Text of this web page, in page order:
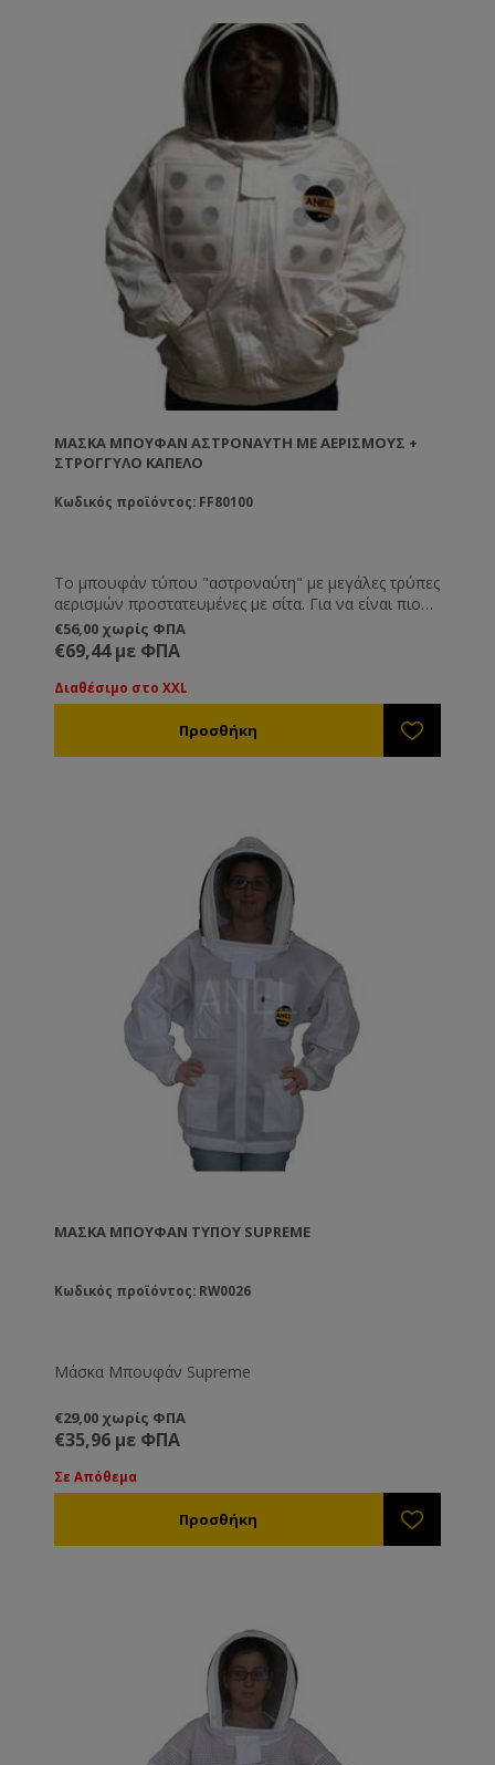
ΜΆΣΚΑ ΜΠΟΥΦΆΝ ΑΣΤΡΟΝΑΎΤΗ ΜΕ ΑΕΡΙΣΜΟΎΣ +
ΣΤΡΌΓΓΥΛΟ ΚΑΠΈΛΟ
Κωδικός προϊόντος: FF80100
Το μπουφάν τύπου "αστροναύτη" με μεγάλες τρύπες
αερισμών προστατευμένες με σίτα. Για να είναι πιο
άνετη η εργασία σας του ζεστούς μήνες του
καλοκαιριού. Συνοδεύεται και με στρόγγυλο καπέλο
το οποίο μπορεί να αλλαχτεί εύκολα με φερμουάρ.
€56,00 χωρίς ΦΠΑ
€69,44 με ΦΠΑ
Διαθέσιμο στο XXL
ΜΆΣΚΑ ΜΠΟΥΦΆΝ ΤΎΠΟΥ SUPREME
Κωδικός προϊόντος: RW0026
Μάσκα Μπουφάν Supreme
€29,00 χωρίς ΦΠΑ
€35,96 με ΦΠΑ
Σε Απόθεμα